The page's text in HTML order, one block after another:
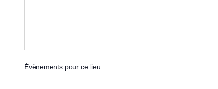
Évènements pour ce lieu